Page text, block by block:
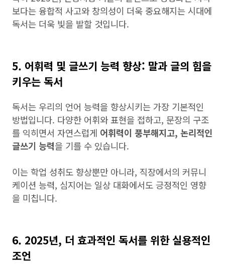
보다는 융합적 사고와 창의성이 더욱 중요해지는 시대에
독서는 더욱 빛을 발할 것입니다.
5. 어휘력 및 글쓰기 능력 향상: 말과 글의 힘을
키우는 독서
독서는 우리의 언어 능력을 향상시키는 가장 기본적인
방법입니다. 다양한 어휘와 표현을 접하고, 문장의 구조
를 익히면서 자연스럽게 어휘력이 풍부해지고, 논리적인
글쓰기 능력을 기를 수 있습니다.
이는 학업 성취도 향상뿐만 아니라, 직장에서의 커뮤니
케이션 능력, 심지어는 일상 대화에서도 긍정적인 영향
을 미칩니다.
6. 2025년, 더 효과적인 독서를 위한 실용적인
조언